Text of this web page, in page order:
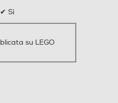
✔ Sì
su LEGO